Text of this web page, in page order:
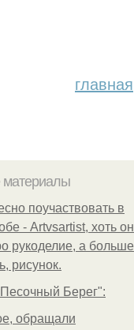
главная
поучаствовать в
- Artvsartist, хоть он
рукоделие, а больше
рисунок.
Берег":
обращали